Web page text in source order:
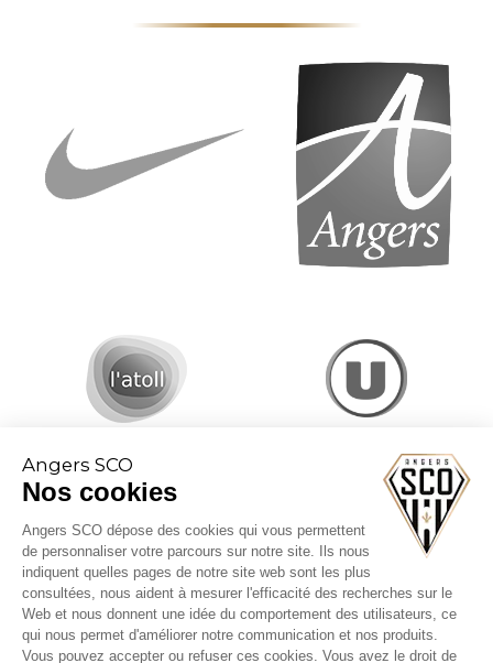
Angers SCO
Nos cookies
Angers SCO dépose des cookies qui vous permettent
de personnaliser votre parcours sur notre site. Ils nous
indiquent quelles pages de notre site web sont les plus
consultées, nous aident à mesurer l'efficacité des recherches sur le
Web et nous donnent une idée du comportement des utilisateurs, ce
qui nous permet d'améliorer notre communication et nos produits.
Vous pouvez accepter ou refuser ces cookies. Vous avez le droit de
CGV billetterie
Mentions légales